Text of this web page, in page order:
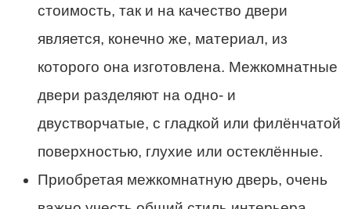
стоимость, так и на качество двери
является, конечно же, материал, из
которого она изготовлена. Межкомнатные
двери разделяют на одно- и
двустворчатые, с гладкой или филёнчатой
поверхностью, глухие или остеклённые.
Приобретая межкомнатную дверь, очень